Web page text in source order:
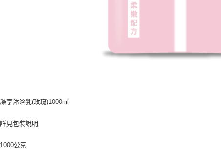
享沐浴乳(玫瑰)1000ml
見包裝說明
公克